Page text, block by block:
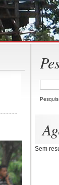
Sem